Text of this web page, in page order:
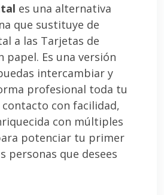
es una alternativa
que sustituye de
a las Tarjetas de
papel. Es una versión
intercambiar y
profesional toda tu
con facilidad,
con múltiples
potenciar tu primer
personas que desees